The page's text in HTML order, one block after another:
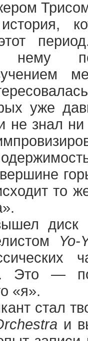
нему
уже
не знал
то
диск
Yo-
Это —
«я».
стал
и